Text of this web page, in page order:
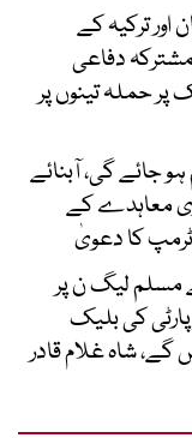
ترکیہ کے
دفاعی
پر حملہ تینوں پر
جائے گی، آبنائے
معاہدے کے
کا دعویٰ
مسلم لیگ ن پر
پارٹی کی بلیک
گے، شاہ غلام قادر